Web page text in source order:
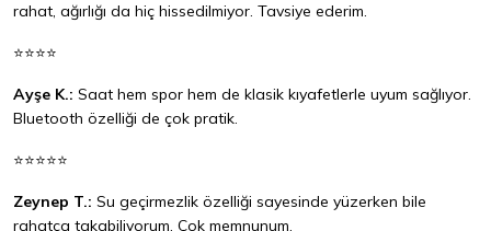
rahat, ağırlığı da hiç hissedilmiyor. Tavsiye ederim.
⭐⭐⭐⭐
Ayşe K.: Saat hem spor hem de klasik kıyafetlerle uyum sağlıyor.
Bluetooth özelliği de çok pratik.
⭐⭐⭐⭐⭐
Zeynep T.: Su geçirmezlik özelliği sayesinde yüzerken bile
rahatça takabiliyorum. Çok memnunum.